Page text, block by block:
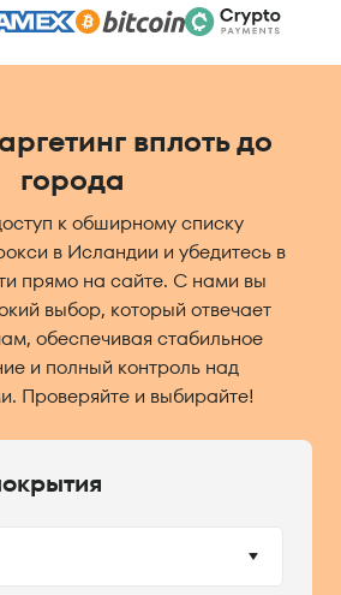
вплоть до
города
к обширному списку
в Исландии и убедитесь в
прямо на сайте. С нами вы
выбор, который отвечает
обеспечивая стабильное
и полный контроль над
Проверяйте и выбирайте!